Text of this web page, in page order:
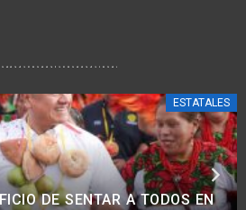
ESTATALES
DE SENTAR A TODOS EN